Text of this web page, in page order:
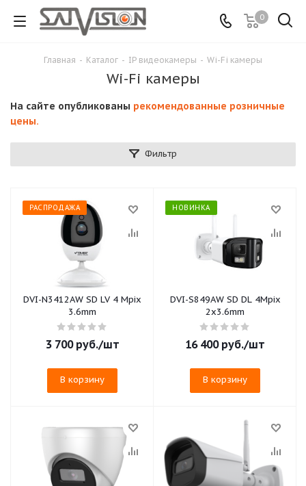
0
Главная - Каталог - IP видеокамеры - Wi-Fi камеры
Wi-Fi камеры
На сайте опубликованы рекомендованные розничные
цены.
Фильтр
РАСПРОДАЖА
DVI-N3412AW SD LV 4 Mpix
3.6mm
3 700руб./шт
В корзину
НОВИНКА
DVI-S849AW SD DL 4Mpix
2х3.6mm
16 400руб./шт
В корзину